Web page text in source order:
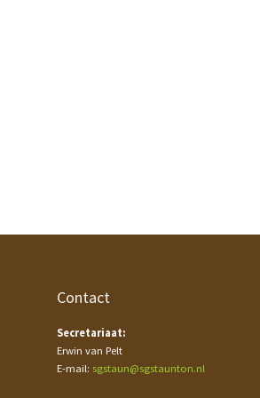
Contact
Secretariaat:
Erwin van Pelt
E-mail: sgstaun@sgstaunton.nl